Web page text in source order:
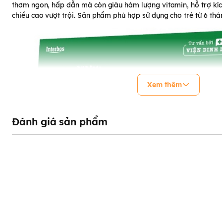
thơm ngon, hấp dẫn mà còn giàu hàm lượng vitamin, hỗ trợ
chiều cao vượt trội. Sản phẩm phù hợp sử dụng cho trẻ từ 6
Xem thêm
Đánh giá sản phẩm